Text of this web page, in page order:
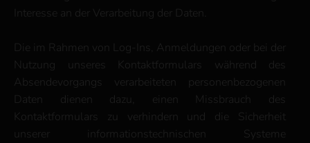
Interesse an der Verarbeitung der Daten.
Die im Rahmen von Log-Ins, Anmeldungen oder bei der
Nutzung unseres Kontaktformulars während des
Absendevorgangs verarbeiteten personenbezogenen
Daten dienen dazu, einen Missbrauch des
Kontaktformulars zu verhindern und die Sicherheit
unserer informationstechnischen Systeme